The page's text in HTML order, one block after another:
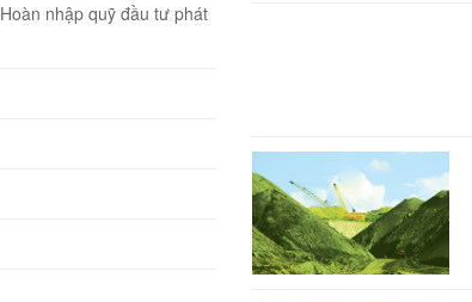
nhập quỹ đầu tư phát